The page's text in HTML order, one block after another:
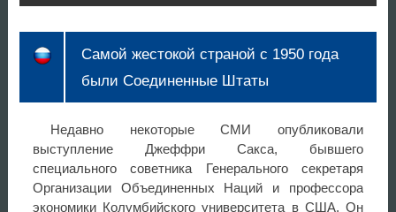
Самой жестокой страной с 1950 года
были Соединенные Штаты
Недавно некоторые СМИ опубликовали
выступление Джеффри Сакса, бывшего
специального советника Генерального секретаря
Организации Объединенных Наций и профессора
экономики Колумбийского университета в США. Он